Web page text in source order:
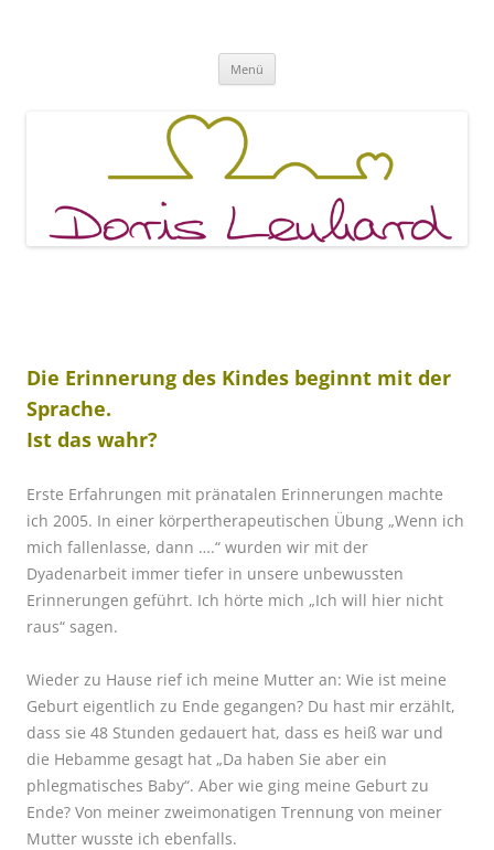
Menü
Die Erinnerung des Kindes beginnt mit der
Sprache.
Ist das wahr?
Erste Erfahrungen mit pränatalen Erinnerungen machte
ich 2005. In einer körpertherapeutischen Übung „Wenn ich
mich fallenlasse, dann ….“ wurden wir mit der
Dyadenarbeit immer tiefer in unsere unbewussten
Erinnerungen geführt. Ich hörte mich „Ich will hier nicht
raus“ sagen.
Wieder zu Hause rief ich meine Mutter an: Wie ist meine
Geburt eigentlich zu Ende gegangen? Du hast mir erzählt,
dass sie 48 Stunden gedauert hat, dass es heiß war und
die Hebamme gesagt hat „Da haben Sie aber ein
phlegmatisches Baby“. Aber wie ging meine Geburt zu
Ende? Von meiner zweimonatigen Trennung von meiner
Mutter wusste ich ebenfalls.